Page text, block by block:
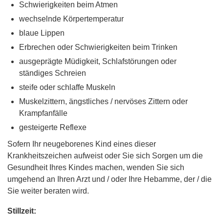
Schwierigkeiten beim Atmen
wechselnde Körpertemperatur
blaue Lippen
Erbrechen oder Schwierigkeiten beim Trinken
ausgeprägte Müdigkeit, Schlafstörungen oder
ständiges Schreien
steife oder schlaffe Muskeln
Muskelzittern, ängstliches / nervöses Zittern oder
Krampfanfälle
gesteigerte Reflexe
Sofern Ihr neugeborenes Kind eines dieser
Krankheitszeichen aufweist oder Sie sich Sorgen um die
Gesundheit Ihres Kindes machen, wenden Sie sich
umgehend an Ihren Arzt und / oder Ihre Hebamme, der / die
Sie weiter beraten wird.
Stillzeit: